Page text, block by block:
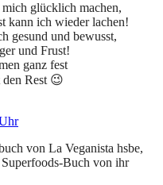
glücklich machen,
kann ich wieder lachen!
gesund und bewusst,
und Frust!
ganz fest
Rest 😉
von La Veganista hsbe,
Buch von ihr